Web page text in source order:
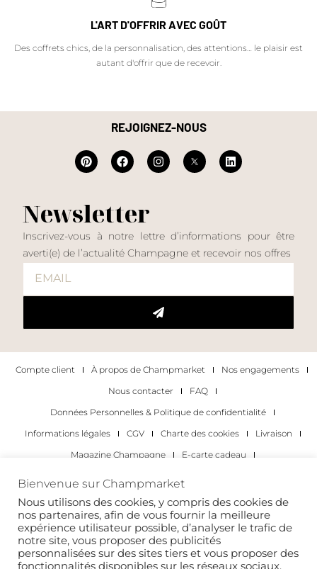
L'ART D'OFFRIR AVEC GOÛT
Des coffrets chics, de la personnalisation, des attentions… le plaisir est
autant d'offrir que de recevoir.
REJOIGNEZ-NOUS
Newsletter
Inscrivez-vous à notre lettre d’informations pour être
averti(e) de l’actualité Champagne et recevoir nos offres
Compte client À propos de Champmarket
Nos engagements
Nous contacter
FAQ
Données Personnelles & Politique de confidentialité
Informations légales
CGV Charte des cookies
Livraison
Magazine Champagne
E-carte cadeau
Les occasions pour déguster du champagne
Pour les particuliers
Pour les entreprises
Copyright 2022 © tous droits réservés. Champmarket.
Bienvenue sur Champmarket
Nous utilisons des cookies, y compris des cookies de
nos partenaires, afin de vous fournir la meilleure
expérience utilisateur possible, d’analyser le trafic de
notre site, vous proposer des publicités
personnalisées sur des sites tiers et vous proposer des
fonctionnalités disponibles sur les réseaux sociaux.